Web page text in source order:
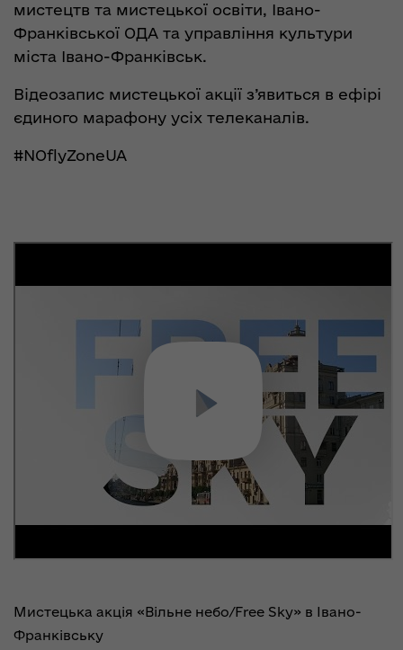
мистецтв та мистецької освіти, Івано-
Франківської ОДА та управління культури
міста Івано-Франківськ.
Відеозапис мистецької акції з’явиться в ефірі
єдиного марафону усіх телеканалів.
#NOflyZoneUA
Мистецька акція «Вільне небо/Free Sky» в Івано-
Франківську